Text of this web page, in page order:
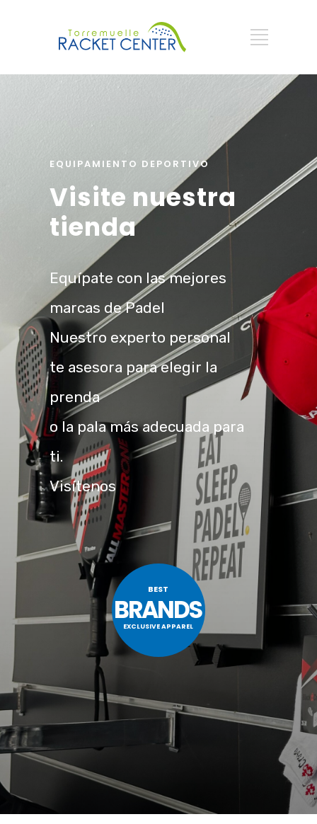
EQUIPAMIENTO DEPORTIVO
Visite nuestra
tienda
Equípate con las mejores
marcas de Padel
Nuestro experto personal
te asesora para elegir la
prenda
o la pala más adecuada para
ti.
Visítenos
BEST
BRANDS
EXCLUSIVE APPAREL